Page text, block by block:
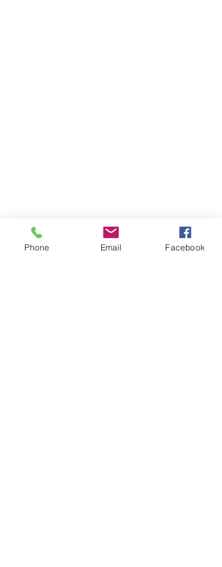
Phone Email Facebook